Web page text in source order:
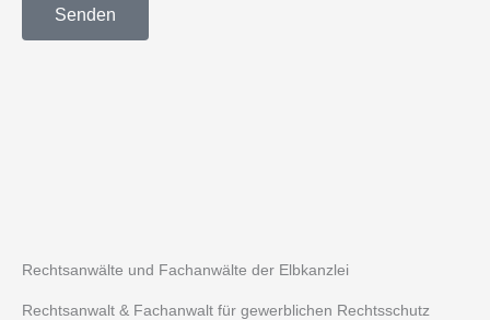
Senden
Rechtsanwälte und Fachanwälte der Elbkanzlei
Rechtsanwalt & Fachanwalt für gewerblichen Rechtsschutz